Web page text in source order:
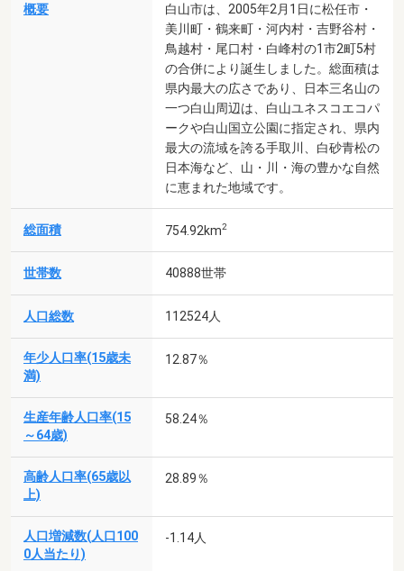
概要
白山市は、2005年2月1日に松任市・
美川町・鶴来町・河内村・吉野谷村・
鳥越村・尾口村・白峰村の1市2町5村
の合併により誕生しました。総面積は
県内最大の広さであり、日本三名山の
一つ白山周辺は、白山ユネスコエコパ
ークや白山国立公園に指定され、県内
最大の流域を誇る手取川、白砂青松の
日本海など、山・川・海の豊かな自然
に恵まれた地域です。
総面積 754.92km2
世帯数 40888世帯
人口総数 112524人
年少人口率(15歳未
満)
12.87％
生産年齢人口率(15
～64歳)
58.24％
高齢人口率(65歳以
上)
28.89％
人口増減数(人口100
0人当たり)
-1.14人